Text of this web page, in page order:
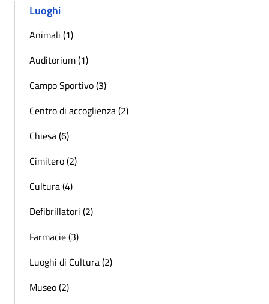
Luoghi
Animali (1)
Auditorium (1)
Campo Sportivo (3)
Centro di accoglienza (2)
Chiesa (6)
Cimitero (2)
Cultura (4)
Defibrillatori (2)
Farmacie (3)
Luoghi di Cultura (2)
Museo (2)